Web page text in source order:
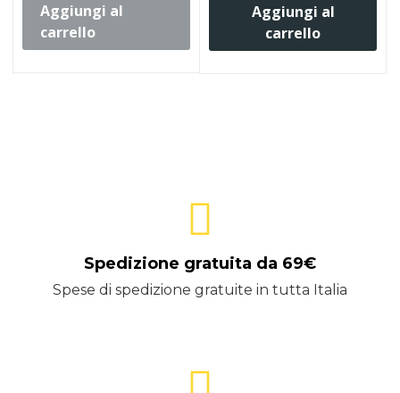
Aggiungi al
carrello
Aggiungi al
carrello
Spedizione gratuita da 69€
Spese di spedizione gratuite in tutta Italia